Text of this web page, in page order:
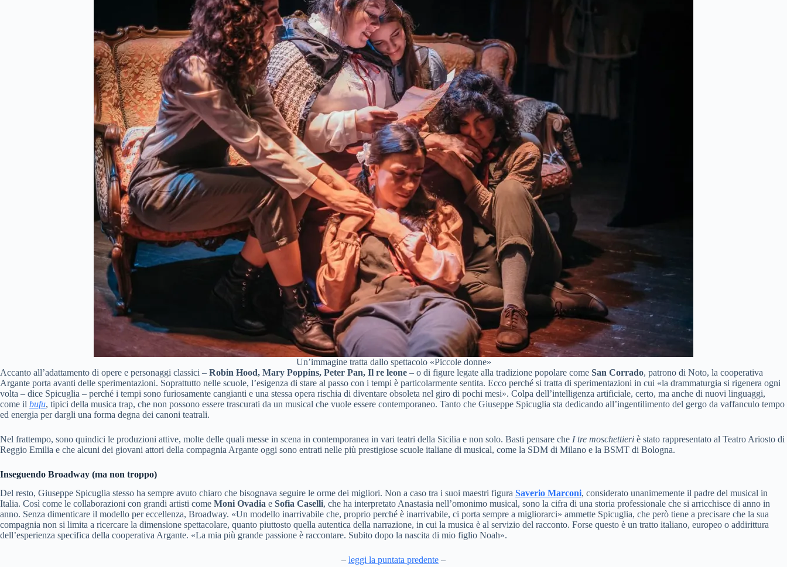
Un’immagine tratta dallo spettacolo «Piccole donne»
Accanto all’adattamento di opere e personaggi classici – Robin Hood, Mary Poppins, Peter Pan, Il re leone – o di figure legate alla tradizione popolare come San Corrado, patrono di Noto, la cooperativa
Argante porta avanti delle sperimentazioni. Soprattutto nelle scuole, l’esigenza di stare al passo con i tempi è particolarmente sentita. Ecco perché si tratta di sperimentazioni in cui «la drammaturgia si rigenera ogni
volta – dice Spicuglia – perché i tempi sono furiosamente cangianti e una stessa opera rischia di diventare obsoleta nel giro di pochi mesi». Colpa dell’intelligenza artificiale, certo, ma anche di nuovi linguaggi,
come il bufu, tipici della musica trap, che non possono essere trascurati da un musical che vuole essere contemporaneo. Tanto che Giuseppe Spicuglia sta dedicando all’ingentilimento del gergo da vaffanculo tempo
ed energia per dargli una forma degna dei canoni teatrali.
Nel frattempo, sono quindici le produzioni attive, molte delle quali messe in scena in contemporanea in vari teatri della Sicilia e non solo. Basti pensare che I tre moschettieri è stato rappresentato al Teatro Ariosto di
Reggio Emilia e che alcuni dei giovani attori della compagnia Argante oggi sono entrati nelle più prestigiose scuole italiane di musical, come la SDM di Milano e la BSMT di Bologna.
Inseguendo Broadway (ma non troppo)
Del resto, Giuseppe Spicuglia stesso ha sempre avuto chiaro che bisognava seguire le orme dei migliori. Non a caso tra i suoi maestri figura Saverio Marconi, considerato unanimemente il padre del musical in
Italia. Così come le collaborazioni con grandi artisti come Moni Ovadia e Sofia Caselli, che ha interpretato Anastasia nell’omonimo musical, sono la cifra di una storia professionale che si arricchisce di anno in
anno. Senza dimenticare il modello per eccellenza, Broadway. «Un modello inarrivabile che, proprio perché è inarrivabile, ci porta sempre a migliorarci» ammette Spicuglia, che però tiene a precisare che la sua
compagnia non si limita a ricercare la dimensione spettacolare, quanto piuttosto quella autentica della narrazione, in cui la musica è al servizio del racconto. Forse questo è un tratto italiano, europeo o addirittura
dell’esperienza specifica della cooperativa Argante. «La mia più grande passione è raccontare. Subito dopo la nascita di mio figlio Noah».
– leggi la puntata predente –